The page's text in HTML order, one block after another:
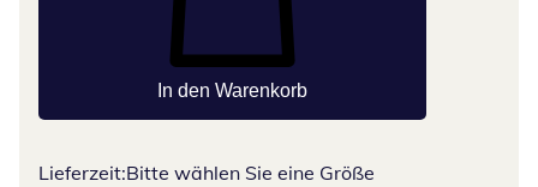
In den Warenkorb
Lieferzeit:Bitte wählen Sie eine Größe